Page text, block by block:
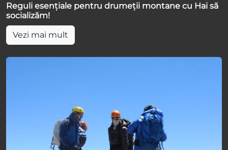
Reguli esențiale pentru drumeții montane cu Hai să
socializăm!
Vezi mai mult